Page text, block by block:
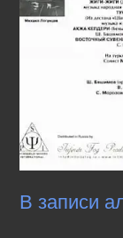
В записи